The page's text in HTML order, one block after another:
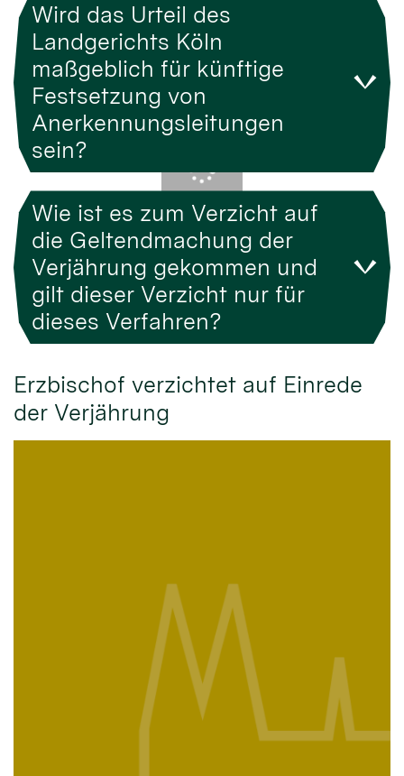
Wird das Urteil des
Landgerichts Köln
maßgeblich für künftige
Festsetzung von
Anerkennungsleitungen
sein?
Wie ist es zum Verzicht auf
die Geltendmachung der
Verjährung gekommen und
gilt dieser Verzicht nur für
dieses Verfahren?
Erzbischof verzichtet auf Einrede
der Verjährung